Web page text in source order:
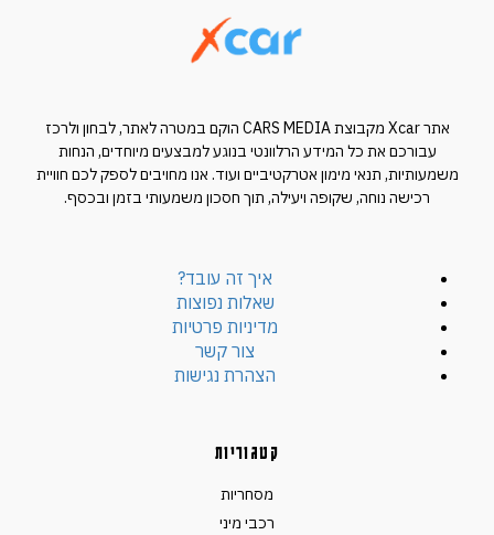
אתר Xcar מקבוצת CARS MEDIA הוקם במטרה לאתר, לבחון ולרכז
עבורכם את כל המידע הרלוונטי בנוגע למבצעים מיוחדים, הנחות
משמעותיות, תנאי מימון אטרקטיביים ועוד. אנו מחויבים לספק לכם חוויית
רכישה נוחה, שקופה ויעילה, תוך חסכון משמעותי בזמן ובכסף.
איך זה עובד?
שאלות נפוצות
מדיניות פרטיות
צור קשר
הצהרת נגישות
קטגוריות
מסחריות
רכבי מיני